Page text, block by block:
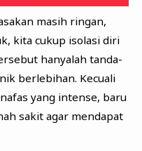
masih ringan,
kita cukup isolasi diri
hanyalah tanda-
berlebihan. Kecuali
yang intense, baru
sakit agar mendapat